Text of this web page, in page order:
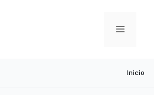
Menu
Inicio